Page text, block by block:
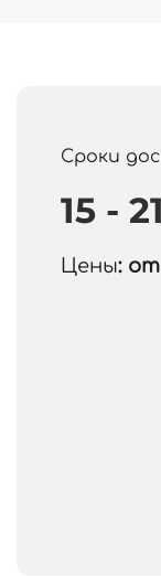
Сроки
15 -
Цены: от